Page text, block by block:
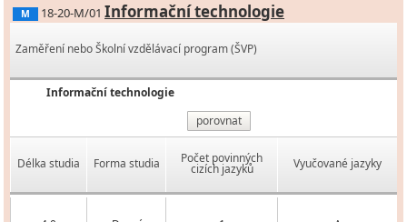
M 18-20-M/01 Informační technologie
Zaměření nebo Školní vzdělávací program (ŠVP)
Informační technologie
porovnat
Délka studia Forma studia Počet povinných
cizích jazyků Vyučované jazyky